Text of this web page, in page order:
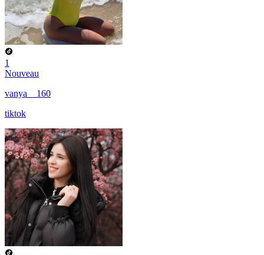
1
Nouveau
vanya__160
tiktok